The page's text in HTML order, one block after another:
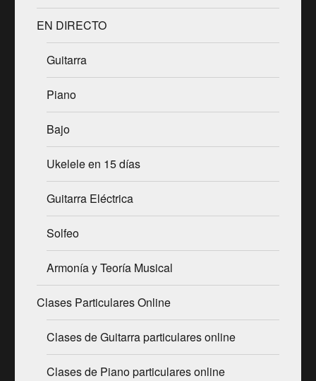
EN DIRECTO
Guitarra
Piano
Bajo
Ukelele en 15 días
Guitarra Eléctrica
Solfeo
Armonía y Teoría Musical
Clases Particulares Online
Clases de Guitarra particulares online
Clases de Piano particulares online